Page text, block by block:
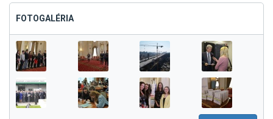
FOTOGALÉRIA